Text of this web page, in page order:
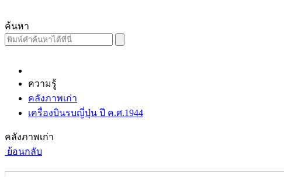
ค้นหา
ความรู้
คลังภาพเก่า
เครื่องบินรบญี่ปุ่น ปี ค.ศ.1944
คลังภาพเก่า
ย้อนกลับ